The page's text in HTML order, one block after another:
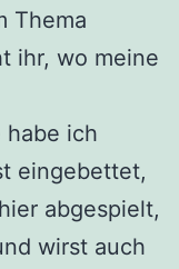
Thema
ihr, wo meine
habe ich
eingebettet,
abgespielt,
wirst auch